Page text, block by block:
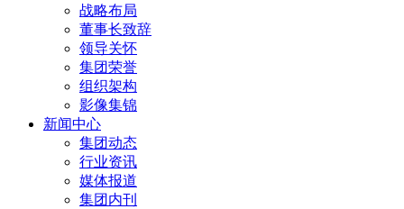
战略布局
董事长致辞
领导关怀
集团荣誉
组织架构
影像集锦
新闻中心
集团动态
行业资讯
媒体报道
集团内刊